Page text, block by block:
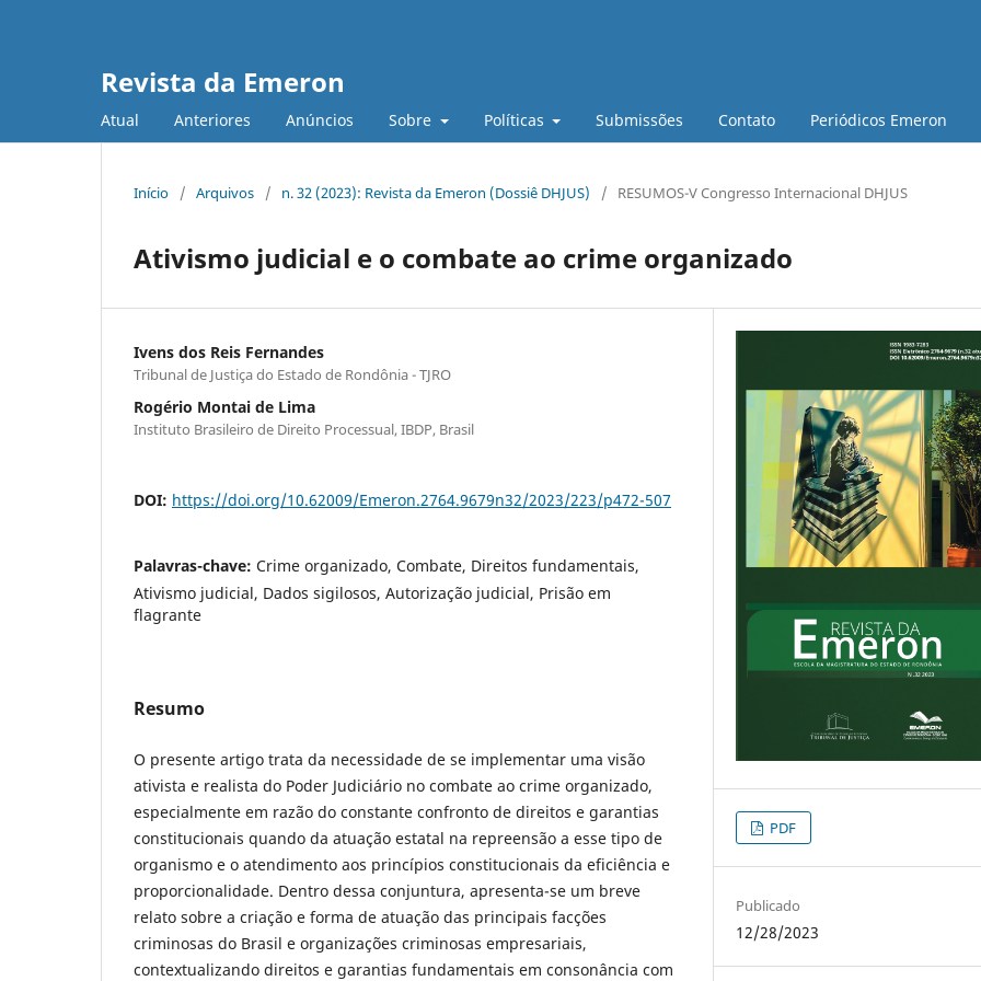
Revista da Emeron
Atual Anteriores Anúncios Sobre Políticas Submissões Contato Periódicos Emeron
Início / Arquivos / n. 32 (2023): Revista da Emeron (Dossiê DHJUS) / RESUMOS-V Congresso Internacional DHJUS
Ativismo judicial e o combate ao crime organizado
Ivens dos Reis Fernandes
Tribunal de Justiça do Estado de Rondônia - TJRO
Rogério Montai de Lima
Instituto Brasileiro de Direito Processual, IBDP, Brasil
DOI: https://doi.org/10.62009/Emeron.2764.9679n32/2023/223/p472-507
Palavras-chave: Crime organizado, Combate, Direitos fundamentais,
Ativismo judicial, Dados sigilosos, Autorização judicial, Prisão em
flagrante
Resumo
O presente artigo trata da necessidade de se implementar uma visão
ativista e realista do Poder Judiciário no combate ao crime organizado,
especialmente em razão do constante confronto de direitos e garantias
constitucionais quando da atuação estatal na repreensão a esse tipo de
organismo e o atendimento aos princípios constitucionais da eficiência e
proporcionalidade. Dentro dessa conjuntura, apresenta-se um breve
relato sobre a criação e forma de atuação das principais facções
criminosas do Brasil e organizações criminosas empresariais,
contextualizando direitos e garantias fundamentais em consonância com
PDF
Publicado
12/28/2023